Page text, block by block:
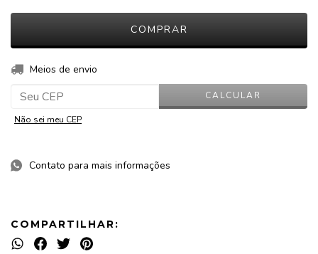
Entregas para o CEP:
Meios de envio
CALCULAR
Não sei meu CEP
Contato para mais informações
COMPARTILHAR: